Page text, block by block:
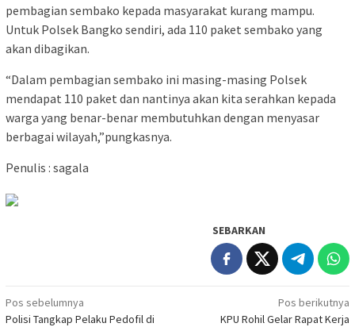
pembagian sembako kepada masyarakat kurang mampu.
Untuk Polsek Bangko sendiri, ada 110 paket sembako yang
akan dibagikan.
“Dalam pembagian sembako ini masing-masing Polsek
mendapat 110 paket dan nantinya akan kita serahkan kepada
warga yang benar-benar membutuhkan dengan menyasar
berbagai wilayah,”pungkasnya.
Penulis : sagala
SEBARKAN
Navigasi
Pos sebelumnya
Polisi Tangkap Pelaku Pedofil di
Pos berikutnya
KPU Rohil Gelar Rapat Kerja